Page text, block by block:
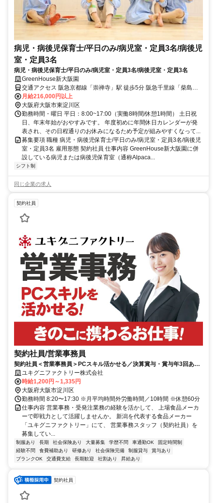
病児・病後児保育士/平日のみ/病児室・定員3名/病後児
室・定員3名
病児・病後児保育士/平日のみ/病児室・定員3名/病後児室・定員3名
GreenHouse新大阪園
交通アクセス 阪急京都線「崇禅寺」駅 徒歩5分 阪急千里線「柴島」
駅 徒歩7分 JR「新大阪」駅徒歩15分
月給216,000円以上
大阪府大阪市東淀川区
勤務時間・曜日 平日：8:00~17:00（実働8時間/休憩1時間） 土日祝
日、年末年始がおやすみです。 年度初めに年間休日カレンダーが発
表され、その日程通りのお休みになるため予定が組みやすくなって...
募集要項 職種 病児・病後児保育士/平日のみ/病児室・定員3名/病後児
室・定員3名 雇用形態 契約社員 仕事内容 GreenHouse新大阪園に併
設している病児または病後児保育室（通称Alpaca...
シフト制
同じ企業の求人
契約社員
契約社員/営業事務員
契約社員＜営業事務員＞PCスキル活かせる／決算賞与・賞与年3回あり
／大手食品工場／年間休日120日
ユキグニファクトリー株式会社
時給1,200円～1,335円
大阪府大阪市淀川区
勤務時間 8:20〜17:30 ※月平均時間外労働時間／10時間 ※休憩60分
仕事内容 営業事務・受発注業務の経験を活かして、 上場食品メーカ
ーで即戦力として活躍しませんか。 新潟を代表する食品メーカー
「ユキグニファクトリー」にて、 営業事務スタッフ（契約社員）を
募集してい...
制服あり 長期 社会保険あり 大量募集 学歴不問 車通勤OK
固定時間制
経験不問
食費補助あり 研修あり 社会保険完備 制服貸与
賞与あり
ブランクOK
交通費支給 長期歓迎 社割あり 昇給あり
契約社員